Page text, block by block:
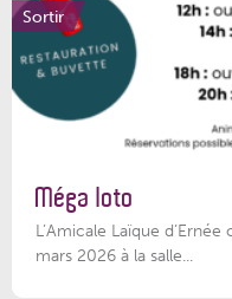
Sortir
Méga loto
L’Amicale Laïque
mars 2026 à la salle...